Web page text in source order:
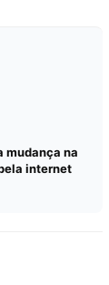
mudança na
internet